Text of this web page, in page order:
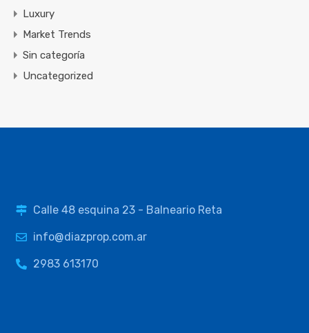
Luxury
Market Trends
Sin categoría
Uncategorized
Calle 48 esquina 23 - Balneario Reta
info@diazprop.com.ar
2983 613170